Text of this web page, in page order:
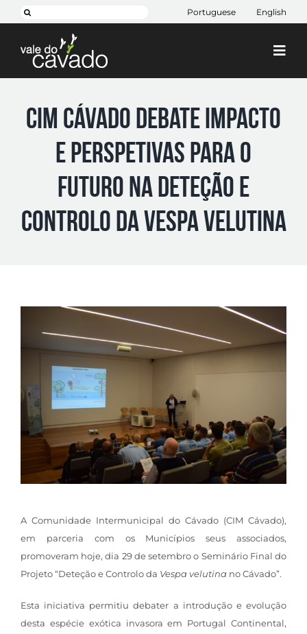
to
content
Search
Portuguese English
Cávado 2030
CIM Cávado debate impacto
e perspetivas para o
futuro na deteção e
controlo da Vespa velutina
A Comunidade Intermunicipal do Cávado (CIM Cávado),
em parceria com os Municípios seus associados,
promoveram hoje, dia 29 de setembro o Seminário Final do
Projeto “Deteção e Controlo da Vespa velutina no Cávado”.
Esta iniciativa permitiu debater a introdução e evolução
desta espécie exótica invasora em Portugal Continental,